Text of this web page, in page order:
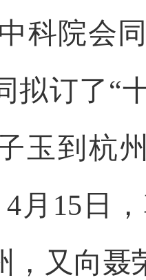
科院会
拟订了“
子玉到杭
4月 15 日
，又向聂